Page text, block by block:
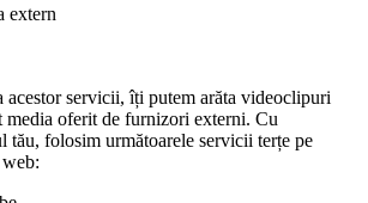
extern
acestor servicii, îți putem arăta videoclipuri
media oferit de furnizori externi. Cu
tău, folosim următoarele servicii terțe pe
web: